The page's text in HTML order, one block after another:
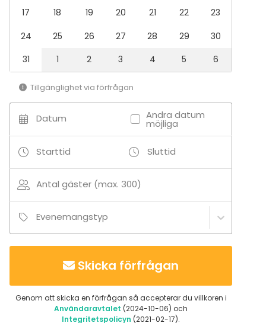
17
18 19 20 21 22
23
24
25 26 27 28 29
30
31
1 2 3 4 5 6
Tillgänglighet via förfrågan
Datum Andra datum
möjliga
Starttid Sluttid
Antal gäster (max. 300)
Evenemangstyp
Skicka förfrågan
Genom att skicka en förfrågan så accepterar du villkoren i
Användaravtalet (2024-10-06) och
Integritetspolicyn (2021-02-17).